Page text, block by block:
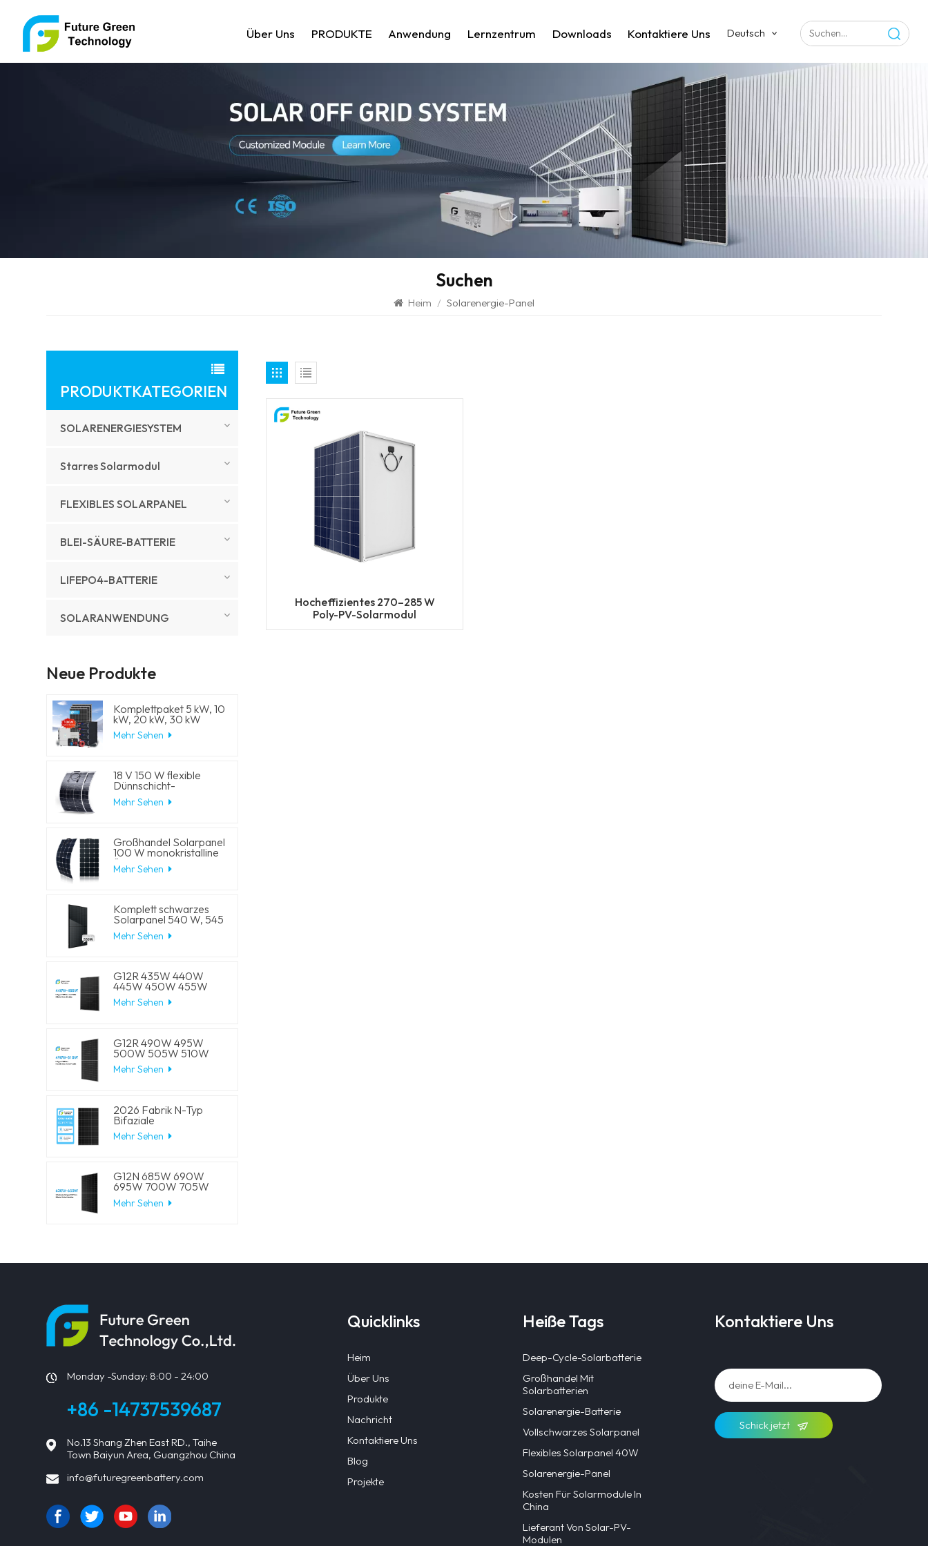
Über Uns PRODUKTE Anwendung Lernzentrum Downloads Kontaktiere Uns Deutsch
Suchen
Heim / Solarenergie-Panel
Hocheffizientes 270–285 W
Poly-PV-Solarmodul
PRODUKTKATEGORIEN
SOLARENERGIESYSTEM
Starres Solarmodul
FLEXIBLES SOLARPANEL
BLEI-SÄURE-BATTERIE
LIFEPO4-BATTERIE
SOLARANWENDUNG
Neue Produkte
Komplettpaket 5 kW, 10
kW, 20 kW, 30 kW
Hybrid-
Solarenergiesystem mit
Generator für
Wohnhäuser
Mehr Sehen
18 V 150 W flexible
Dünnschicht-
Solarmodule
Mehr Sehen
Großhandel Solarpanel
100 W monokristalline
flexible PV-
Solarmodule
Mehr Sehen
Komplett schwarzes
Solarpanel 540 W, 545
W, 550 W, 555 W,
Halbzellen-Solar-
Mehr Sehen
G12R 435W 440W
445W 450W 455W
210-182mm Solarzelle
Mono LECO N-Typ
Mehr Sehen
G12R 490W 495W
500W 505W 510W
210-182mm Solarzelle
Mono LECO N-Typ
Mehr Sehen
2026 Fabrik N-Typ
Bifaziale
Halbschnittzellen 570W
575W 580W 585W
Mehr Sehen
G12N 685W 690W
695W 700W 705W
210mm Solarzellen
Mono LECO N-Typ
Mehr Sehen
Monday -Sunday: 8:00 - 24:00
+86 -14737539687
No.13 Shang Zhen East RD., Taihe
Town Baiyun Area, Guangzhou China
info@futuregreenbattery.com
Quicklinks
Heim
Über Uns
Produkte
Nachricht
Kontaktiere Uns
Blog
Projekte
Heiße Tags
Deep-Cycle-Solarbatterie
Großhandel Mit
Solarbatterien
Solarenergie-Batterie
Vollschwarzes Solarpanel
Flexibles Solarpanel 40W
Solarenergie-Panel
Kosten Für Solarmodule In
China
Lieferant Von Solar-PV-
Modulen
Kontaktiere Uns
Schick jetzt